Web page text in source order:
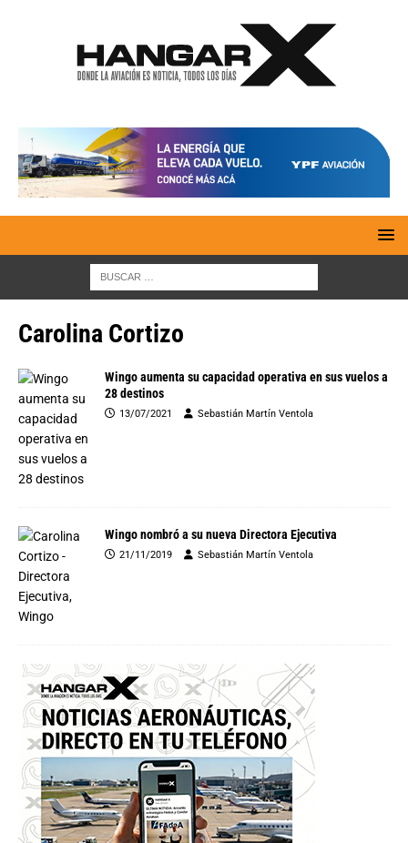
Carolina Cortizo
Wingo aumenta su capacidad operativa en sus vuelos a
28 destinos
13/07/2021 Sebastián Martín Ventola
Wingo nombró a su nueva Directora Ejecutiva
21/11/2019 Sebastián Martín Ventola